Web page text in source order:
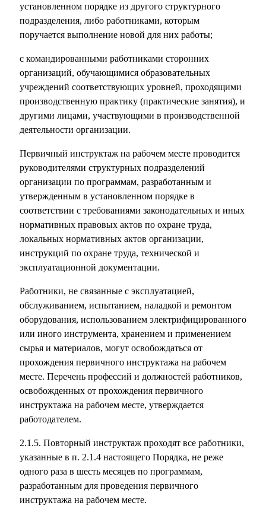
установленном порядке из другого структурного
подразделения, либо работниками, которым
поручается выполнение новой для них работы;
с командированными работниками сторонних
организаций, обучающимися образовательных
учреждений соответствующих уровней, проходящими
производственную практику (практические занятия), и
другими лицами, участвующими в производственной
деятельности организации.
Первичный инструктаж на рабочем месте проводится
руководителями структурных подразделений
организации по программам, разработанным и
утвержденным в установленном порядке в
соответствии с требованиями законодательных и иных
нормативных правовых актов по охране труда,
локальных нормативных актов организации,
инструкций по охране труда, технической и
эксплуатационной документации.
Работники, не связанные с эксплуатацией,
обслуживанием, испытанием, наладкой и ремонтом
оборудования, использованием электрифицированного
или иного инструмента, хранением и применением
сырья и материалов, могут освобождаться от
прохождения первичного инструктажа на рабочем
месте. Перечень профессий и должностей работников,
освобожденных от прохождения первичного
инструктажа на рабочем месте, утверждается
работодателем.
2.1.5. Повторный инструктаж проходят все работники,
указанные в п. 2.1.4 настоящего Порядка, не реже
одного раза в шесть месяцев по программам,
разработанным для проведения первичного
инструктажа на рабочем месте.